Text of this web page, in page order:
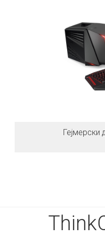
Гејмерски